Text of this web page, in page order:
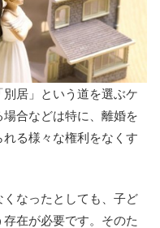
居」という道を選ぶケ
合などは特に、離婚を
る様々な権利をなくす
なったとしても、子ど
在が必要です。そのた